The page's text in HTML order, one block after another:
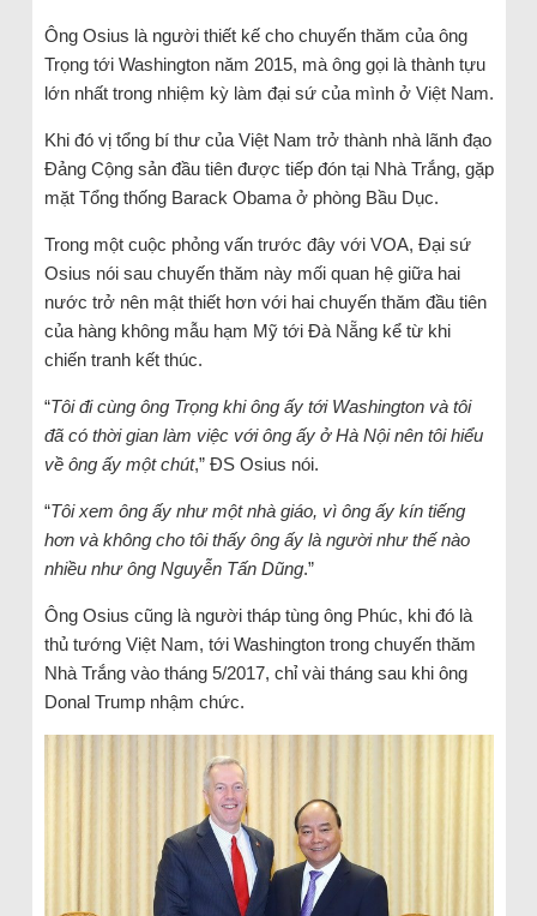
Ông Osius là người thiết kế cho chuyến thăm của ông
Trọng tới Washington năm 2015, mà ông gọi là thành tựu
lớn nhất trong nhiệm kỳ làm đại sứ của mình ở Việt Nam.
Khi đó vị tổng bí thư của Việt Nam trở thành nhà lãnh đạo
Đảng Cộng sản đầu tiên được tiếp đón tại Nhà Trắng, gặp
mặt Tổng thống Barack Obama ở phòng Bầu Dục.
Trong một cuộc phỏng vấn trước đây với VOA, Đại sứ
Osius nói sau chuyến thăm này mối quan hệ giữa hai
nước trở nên mật thiết hơn với hai chuyến thăm đầu tiên
của hàng không mẫu hạm Mỹ tới Đà Nẵng kể từ khi
chiến tranh kết thúc.
“Tôi đi cùng ông Trọng khi ông ấy tới Washington và tôi
đã có thời gian làm việc với ông ấy ở Hà Nội nên tôi hiểu
về ông ấy một chút,” ĐS Osius nói.
“Tôi xem ông ấy như một nhà giáo, vì ông ấy kín tiếng
hơn và không cho tôi thấy ông ấy là người như thế nào
nhiều như ông Nguyễn Tấn Dũng.”
Ông Osius cũng là người tháp tùng ông Phúc, khi đó là
thủ tướng Việt Nam, tới Washington trong chuyến thăm
Nhà Trắng vào tháng 5/2017, chỉ vài tháng sau khi ông
Donal Trump nhậm chức.